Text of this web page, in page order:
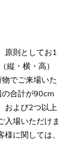
原則としてお1
縦・横・高）
でご来場いた
合計が90cm
および2つ以上
入場いただけま
に関しては、